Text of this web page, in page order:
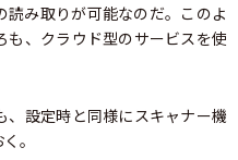
読み取りが可能なのだ。このよ
も、クラウド型のサービスを使
設定時と同様にスキャナー機
。